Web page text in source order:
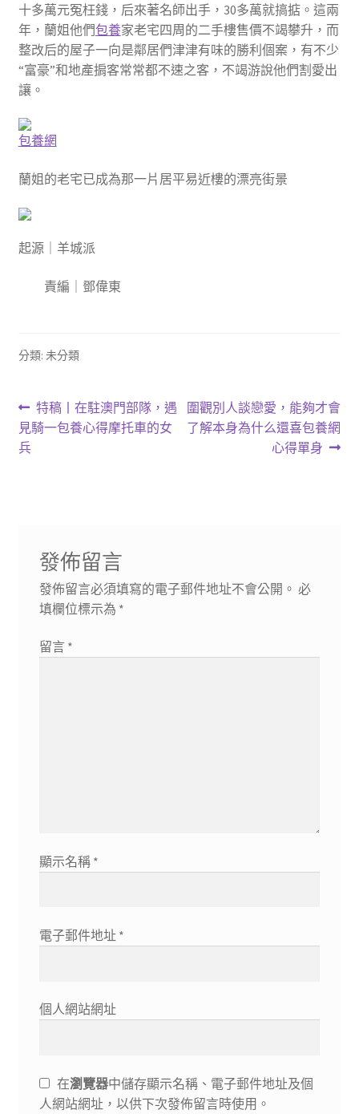
十多萬元冤枉錢，后來著名師出手，30多萬就搞掂。這兩
年，蘭姐他們包養家老宅四周的二手樓售價不竭攀升，而
整改后的屋子一向是鄰居們津津有味的勝利個案，有不少
“富豪”和地產掮客常常都不速之客，不竭游說他們割愛出
讓。
包養網
蘭姐的老宅已成為那一片居平易近樓的漂亮街景
起源｜羊城派
責編｜鄧偉東
分類: 未分類
文
章
上
一
特稿丨在駐澳門部隊，遇
見騎一包養心得摩托車的女
兵
下
一
圍觀別人談戀愛，能夠才會
了解本身為什么還喜包養網
心得單身
發佈留言
發佈留言必須填寫的電子郵件地址不會公開。 必
填欄位標示為 *
留言 *
顯示名稱 *
電子郵件地址 *
個人網站網址
在瀏覽器中儲存顯示名稱、電子郵件地址及個
人網站網址，以供下次發佈留言時使用。